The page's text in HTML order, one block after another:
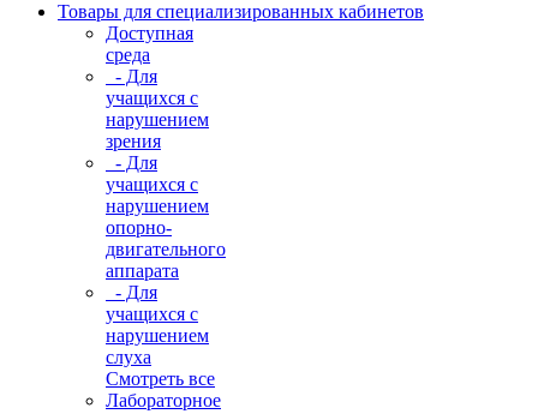
Товары для специализированных кабинетов
Доступная
среда
- Для
учащихся с
нарушением
зрения
- Для
учащихся с
нарушением
опорно-
двигательного
аппарата
- Для
учащихся с
нарушением
слуха
Смотреть все
Лабораторное